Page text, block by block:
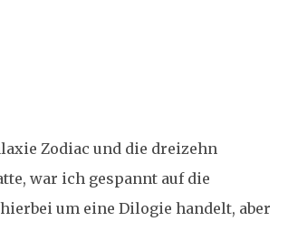
Zodiac und die dreizehn
war ich gespannt auf die
um eine Dilogie handelt, aber